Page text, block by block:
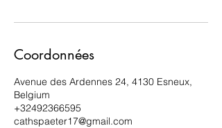
Coordonnées
Avenue des Ardennes 24, 4130 Esneux,
Belgium
+32492366595
cathspaeter17@gmail.com